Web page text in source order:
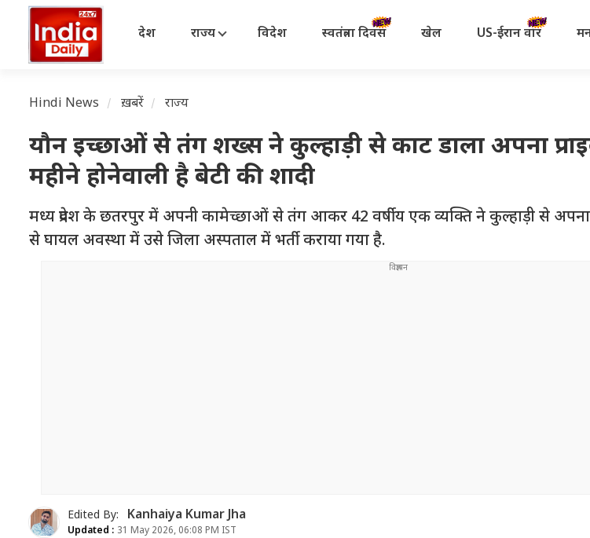
देश राज्य विदेश स्वतंत्रता दिवस खेल US-ईरान वॉर
Hindi News ख़बरें राज्य
यौन इच्छाओं से तंग शख्स ने कुल्हाड़ी से काट डाला अपना
महीने होनेवाली है बेटी की शादी
मध्य प्रदेश के छतरपुर में अपनी कामेच्छाओं से तंग आकर 42 वर्षीय एक व्यक्ति ने कुल्हाड़ी से
से घायल अवस्था में उसे जिला अस्पताल में भर्ती कराया गया है.
Edited By: Kanhaiya Kumar Jha
Updated : 31 May 2026, 06:08 PM IST